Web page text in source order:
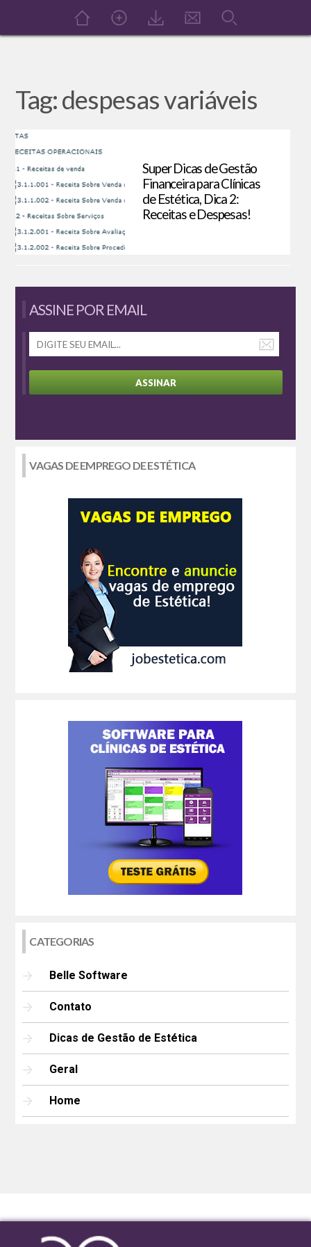
Tag: despesas variáveis
Super Dicas de Gestão
Financeira para Clínicas
de Estética, Dica 2:
Receitas e Despesas!
ASSINE POR EMAIL
ASSINAR
VAGAS DE EMPREGO DE ESTÉTICA
CATEGORIAS
Belle Software
Contato
Dicas de Gestão de Estética
Geral
Home